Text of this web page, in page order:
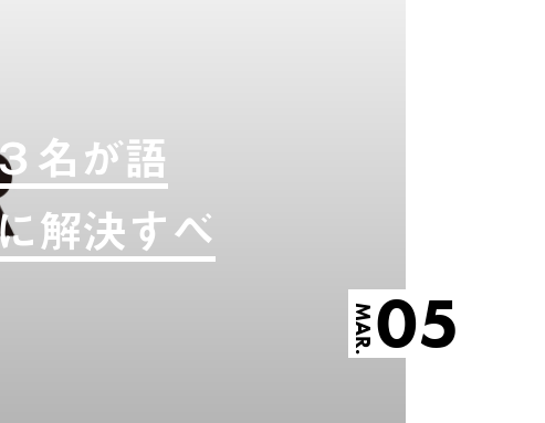
名が語
解決すべ
MAR.05